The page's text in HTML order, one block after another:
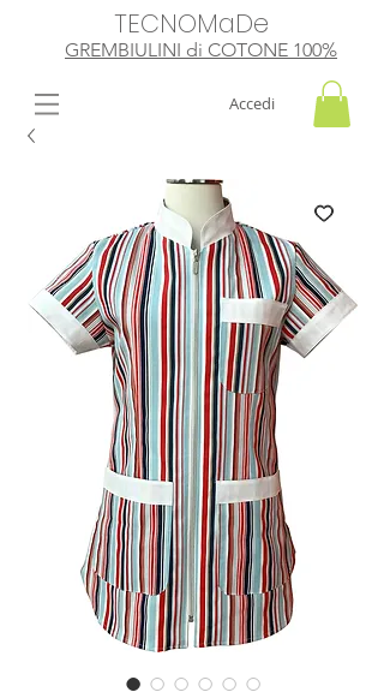
TECNOMaDe
GREMBIULINI di ​ COTONE 100%
Accedi